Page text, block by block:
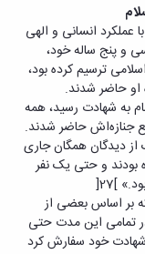
عملکرد انسانی و الهی
و پنج ساله خود،
ترسیم کرده بود،
او حاضر شدند.
به شهادت رسید، همه
جنازه‌اش حاضر شدند.
دیدگان همگان جاری
بودند و حتی یک نفر
]27[
بر اساس بعضی از
در تمامی این مدت حتی
شهادت خود سفارش کرد